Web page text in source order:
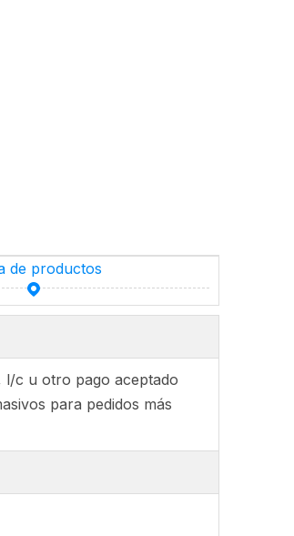
de productos
l/c u otro pago aceptado
para pedidos más